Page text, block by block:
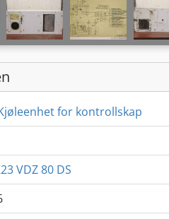
for kontrollskap
VDZ 80 DS